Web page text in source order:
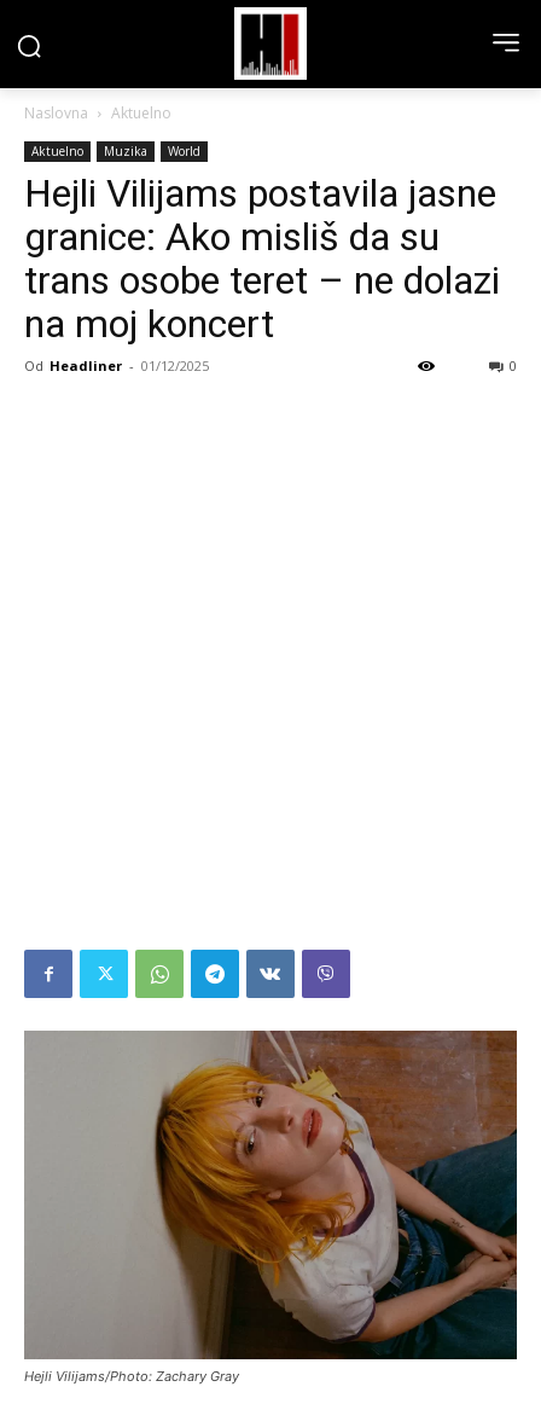
Naslovna Aktuelno
Aktuelno Muzika World
Hejli Vilijams postavila jasne
granice: Ako misliš da su
trans osobe teret – ne dolazi
na moj koncert
Od Headliner - 01/12/2025 0
Hejli Vilijams/Photo: Zachary Gray